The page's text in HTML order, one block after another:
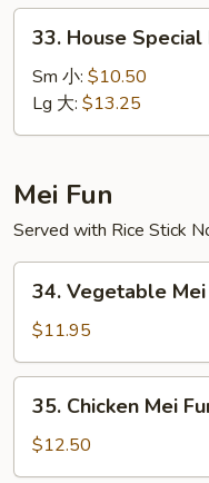
捞
House
Special
Mein
捞
面
33. House Special
Sm 小: $10.50
Lg 大: $13.25
Mei Fun
Served with Rice Stick
Vegetable
Mei
Fun
蔬
34. Vegetable Mei
$11.95
Chicken
Mei
Fun
35. Chicken Mei
$12.50